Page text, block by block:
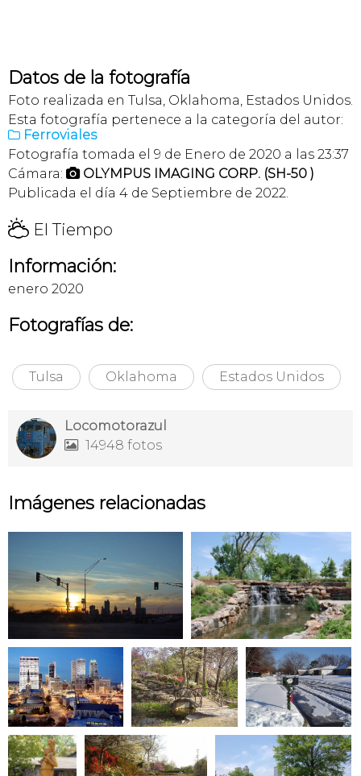
Datos de la fotografía
Foto realizada en Tulsa, Oklahoma, Estados Unidos.
Esta fotografía pertenece a la categoría del autor:
 Ferroviales
Fotografía tomada el 9 de Enero de 2020 a las 23:37
Cámara:  OLYMPUS IMAGING CORP. (SH-50 )
Publicada el día 4 de Septiembre de 2022.
H El Tiempo
Información:
enero 2020
Fotografías de:
Tulsa Oklahoma Estados Unidos
Locomotorazul
 14948 fotos
Imágenes relacionadas